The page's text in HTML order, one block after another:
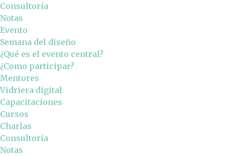
Consultoría
Notas
Evento
Semana del diseño
¿Qué es el evento central?
¿Como participar?
Mentores
Vidriera digital
Capacitaciones
Cursos
Charlas
Consultoría
Notas